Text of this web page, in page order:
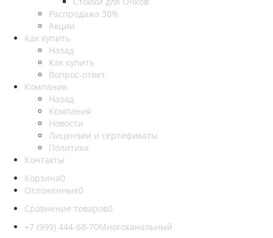
Распродажа 30%
Акции
Как купить
Назад
Как купить
Вопрос-ответ
Компания
Назад
Компания
Новости
Лицензии и сертификаты
Политика
Контакты
Корзина0
Отложенные0
Сравнение товаров0
+7 (999) 444-68-70Многоканальный